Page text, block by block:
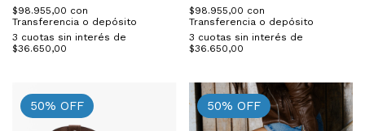
$98.955,00 con
Transferencia o depósito
3 cuotas sin interés de
$36.650,00
$98.955,00 con
Transferencia o depósito
3 cuotas sin interés de
$36.650,00
50% OFF 50% OFF